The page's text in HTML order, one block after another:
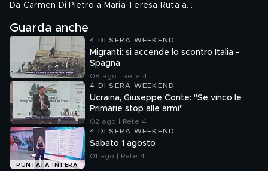
Da Carmen Di Pietro a Maria Teresa Ruta a...
Guarda anche
4 DI SERA WEEKEND
Migranti: si accende lo scontro Italia -
Spagna
08 ago | Rete 4
4 DI SERA WEEKEND
Ucraina, Giuseppe Conte: "Se vinco le
Primarie stop alle armi"
02 ago | Rete 4
PUNTATA INTERA
4 DI SERA WEEKEND
Sabato 1 agosto
01 ago | Rete 4